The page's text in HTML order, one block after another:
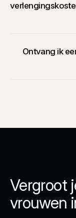
Ontvang ik
Vergroot
vrouwen